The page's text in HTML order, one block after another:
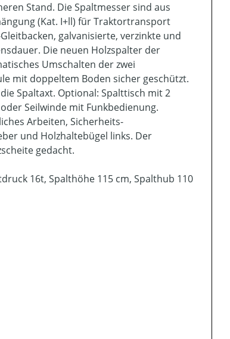
Stand. Die Spaltmesser sind aus
(Kat. I+ll) für Traktortransport
galvanisierte, verzinkte und
Die neuen Holzspalter der
Umschalten der zwei
mit doppeltem Boden sicher geschützt.
Spaltaxt. Optional: Spalttisch mit 2
Seilwinde mit Funkbedienung.
Arbeiten, Sicherheits-
und Holzhaltebügel links. Der
gedacht.
16t, Spalthöhe 115 cm, Spalthub 110